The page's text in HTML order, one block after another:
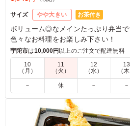
サイズ やや大きい お茶付き
ボリューム◎なメインたっぷり弁当で
色々なお料理をお楽しみ下さい！
5.0 毎日放送
すき焼きはしっかり味付けされて
菜も優しいお味でガッツリ系のメ
ただお米がもう少しふんわりして
た。ちょっとぎゅっと詰めすぎか
ご利用シーン：ロケ・撮影›ロケ
宇陀市は10,000円 以上のご注文で配達無料
10
（月）
11
（火）
12
（水）
13
（木
－ 休 － －